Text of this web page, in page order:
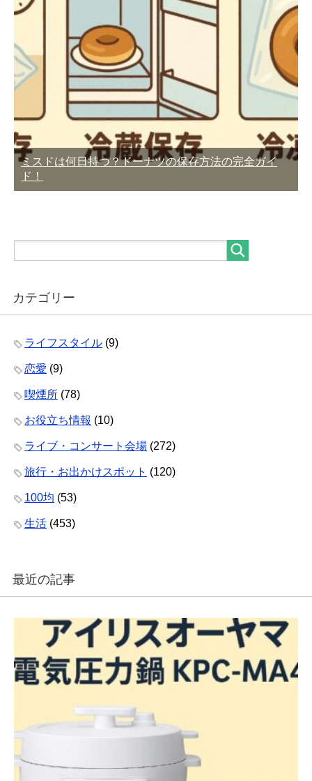
ミスドは何日持つ？ドーナツの保存方法の完全ガイ
ド！
カテゴリー
ライフスタイル (9)
恋愛 (9)
喫煙所 (78)
お役立ち情報 (10)
ライブ・コンサート会場 (272)
旅行・お出かけスポット (120)
100均 (53)
生活 (453)
最近の記事